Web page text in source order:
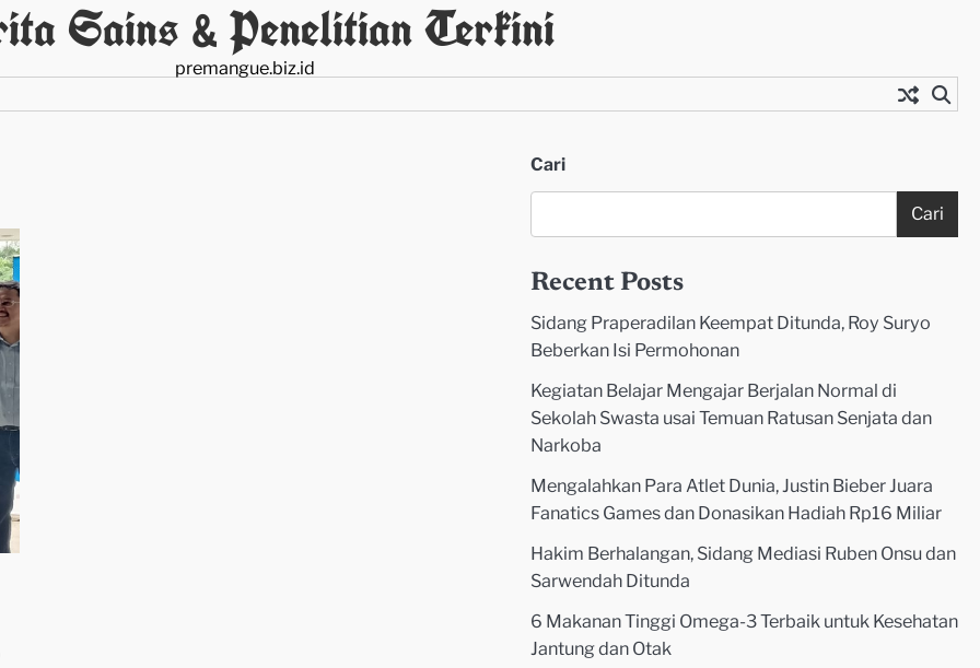
Sains & Penelitian Terkini
premangue.biz.id
Cari
Cari
Recent Posts
Sidang Praperadilan Keempat Ditunda, Roy Suryo
Beberkan Isi Permohonan
Kegiatan Belajar Mengajar Berjalan Normal di
Sekolah Swasta usai Temuan Ratusan Senjata dan
Narkoba
Mengalahkan Para Atlet Dunia, Justin Bieber Juara
Fanatics Games dan Donasikan Hadiah Rp16 Miliar
Hakim Berhalangan, Sidang Mediasi Ruben Onsu dan
Sarwendah Ditunda
6 Makanan Tinggi Omega-3 Terbaik untuk Kesehatan
Jantung dan Otak